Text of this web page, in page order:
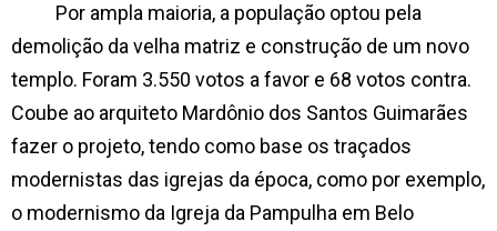
Por ampla maioria, a população optou pela
demolição da velha matriz e construção de um novo
templo. Foram 3.550 votos a favor e 68 votos contra.
Coube ao arquiteto Mardônio dos Santos Guimarães
fazer o projeto, tendo como base os traçados
modernistas das igrejas da época, como por exemplo,
o modernismo da Igreja da Pampulha em Belo